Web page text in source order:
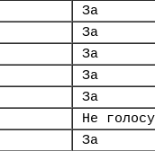
За
За
За
За
За
Не
За